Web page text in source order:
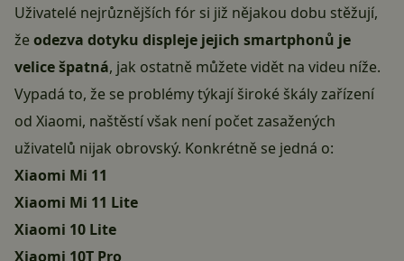
Uživatelé nejrůznějších fór si již nějakou dobu stěžují,
žeodezva dotyku displeje jejich smartphonů je
velice špatná, jak ostatně můžete vidět na videu níže.
Vypadá to, že se problémy týkají široké škály zařízení
od Xiaomi, naštěstí však není počet zasažených
uživatelů nijak obrovský. Konkrétně se jedná o:
Xiaomi Mi 11
Xiaomi Mi 11 Lite
Xiaomi 10 Lite
Xiaomi 10T Pro